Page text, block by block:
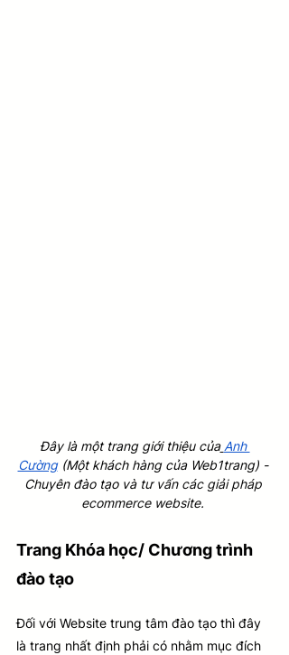
Đây là một trang giới thiệu của Anh
Cường (Một khách hàng của Web1trang) -
Chuyên đào tạo và tư vấn các giải pháp
ecommerce website.
Trang Khóa học/ Chương trình
đào tạo
Đối với Website trung tâm đào tạo thì đây
là trang nhất định phải có nhằm mục đích